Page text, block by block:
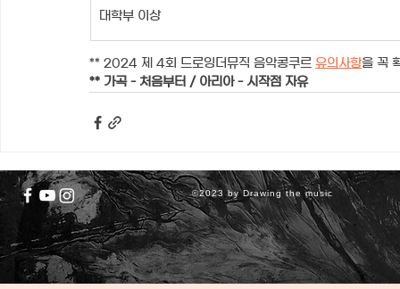
대학부 이상
** 2024 제 4회 드로잉더뮤직 음악콩쿠르 유의사항을 꼭
** 가곡 - 처음부터 / 아리아 - 시작점 자유
©2023 by Drawing the music